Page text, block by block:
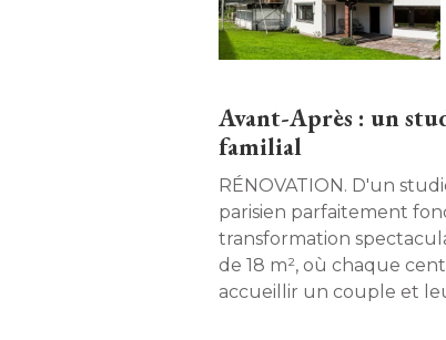
Avant-Après : un
familial
RÉNOVATION. D'un studio exigu à un pied-à-terre
parisien parfaitement
transformation
de 18 m², où chaque
accueillir un couple et